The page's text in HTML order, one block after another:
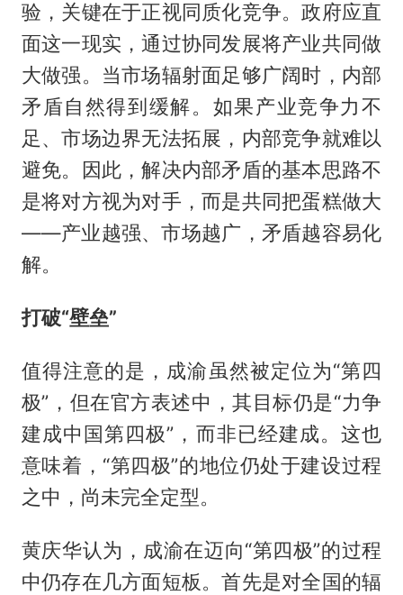
验，关键在于正视同质化竞争。政府应直
面这一现实，通过协同发展将产业共同做
大做强。当市场辐射面足够广阔时，内部
矛盾自然得到缓解。如果产业竞争力不
足、市场边界无法拓展，内部竞争就难以
避免。因此，解决内部矛盾的基本思路不
是将对方视为对手，而是共同把蛋糕做大
——产业越强、市场越广，矛盾越容易化
解。
打破“壁垒”
值得注意的是，成渝虽然被定位为“第四
极”，但在官方表述中，其目标仍是“力争
建成中国第四极”，而非已经建成。这也
意味着，“第四极”的地位仍处于建设过程
之中，尚未完全定型。
黄庆华认为，成渝在迈向“第四极”的过程
中仍存在几方面短板。首先是对全国的辐